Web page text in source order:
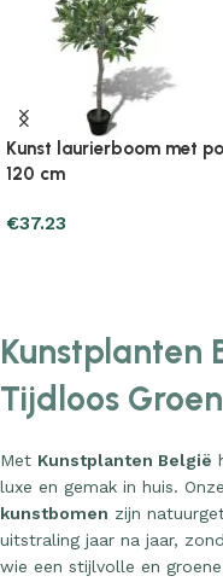
Kunst laurierboom met
120 cm
€37.23
Kunstplanten
Tijdloos Groen
Met Kunstplanten België
luxe en gemak in huis. Onze
kunstbomen zijn
uitstraling jaar na jaar,
wie een stijlvolle en